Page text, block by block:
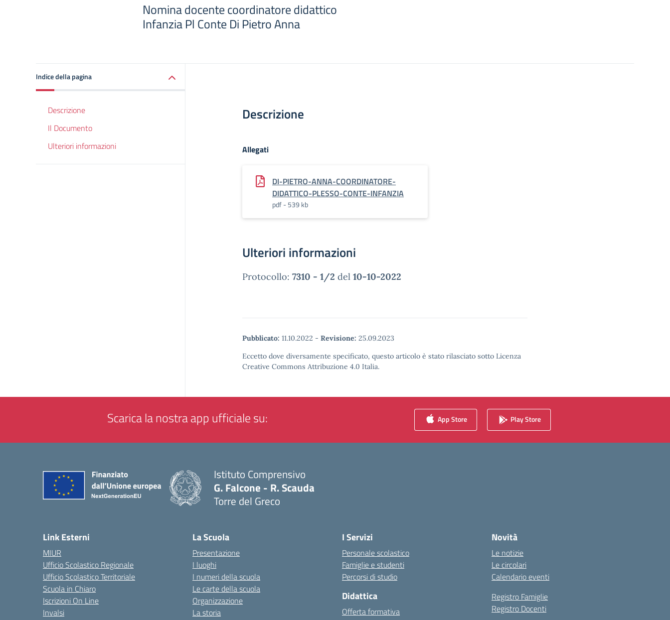
Nomina docente coordinatore didattico
Infanzia Pl Conte Di Pietro Anna
Indice della pagina
Descrizione
Il Documento
Ulteriori informazioni
Descrizione
Allegati
DI-PIETRO-ANNA-COORDINATORE-
DIDATTICO-PLESSO-CONTE-INFANZIA
pdf - 539 kb
Ulteriori informazioni
Protocollo: 7310 - 1/2 del 10-10-2022
Pubblicato: 11.10.2022 - Revisione: 25.09.2023
Eccetto dove diversamente specificato, questo articolo è stato rilasciato sotto Licenza
Creative Commons Attribuzione 4.0 Italia.
Scarica la nostra app ufficiale su: App Store Play Store
Istituto Comprensivo
G. Falcone - R. Scauda
Torre del Greco
Link Esterni
MIUR
Ufficio Scolastico Regionale
Ufficio Scolastico Territoriale
Scuola in Chiaro
Iscrizioni On Line
Invalsi
La Scuola
Presentazione
I luoghi
I numeri della scuola
Le carte della scuola
Organizzazione
La storia
I Servizi
Personale scolastico
Famiglie e studenti
Percorsi di studio
Didattica
Offerta formativa
Novità
Le notizie
Le circolari
Calendario eventi
Registro Famiglie
Registro Docenti